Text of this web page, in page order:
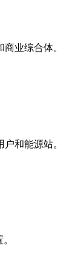
业综合体。
和能源站。